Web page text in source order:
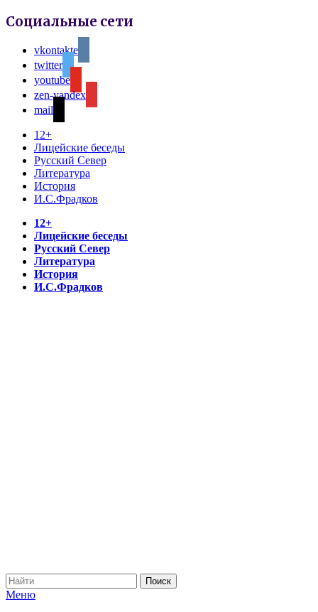
Социальные сети
vkontakte
twitter
youtube
zen-yandex
mail
12+
Лицейские беседы
Русский Север
Литература
История
И.С.Фрадков
12+
Лицейские беседы
Русский Север
Литература
История
И.С.Фрадков
Меню